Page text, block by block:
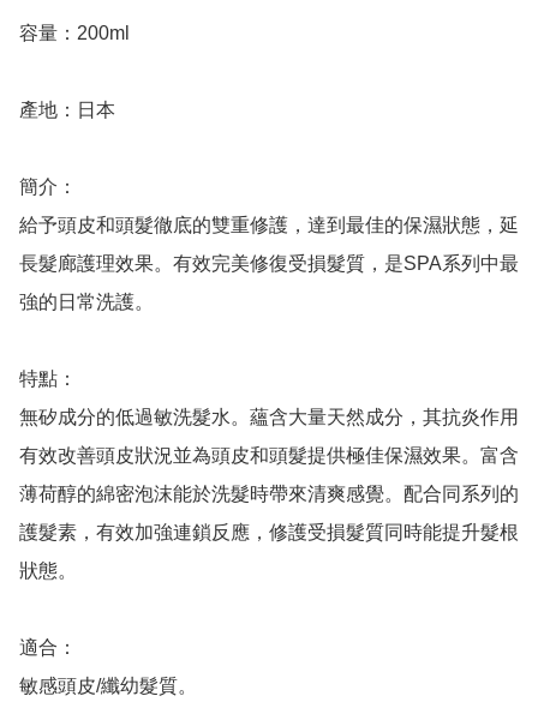
容量：200ml
產地：日本
簡介：
給予頭皮和頭髮徹底的雙重修護，達到最佳的保濕狀態，延
長髮廊護理效果。有效完美修復受損髮質，是SPA系列中最
強的日常洗護。
特點：
無矽成分的低過敏洗髮水。蘊含大量天然成分，其抗炎作用
有效改善頭皮狀況並為頭皮和頭髮提供極佳保濕效果。富含
薄荷醇的綿密泡沫能於洗髮時帶來清爽感覺。配合同系列的
護髮素，有效加強連鎖反應，修護受損髮質同時能提升髮根
狀態。
適合：
敏感頭皮/纖幼髮質。